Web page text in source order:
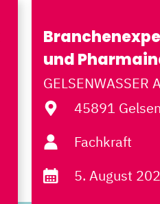
und
GELSENWASSER
45891
Fachkraft
5. August